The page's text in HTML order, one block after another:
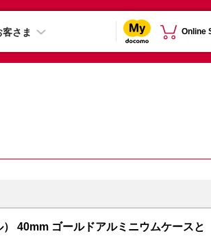
さま Online
40mm ゴールドアルミニウムケースと